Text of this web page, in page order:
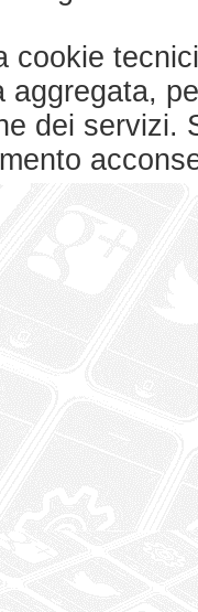
cookie
aggregata,
dei servizi.